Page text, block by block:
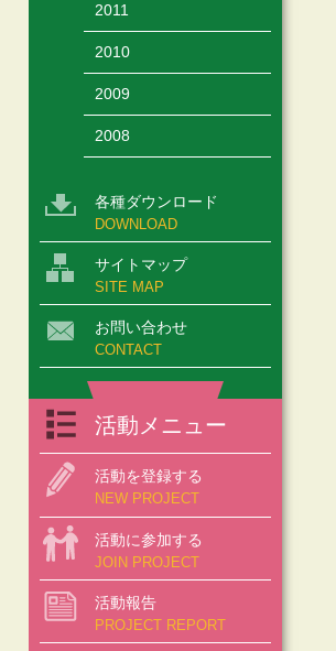
2011
2010
2009
2008
各種ダウンロード
DOWNLOAD
サイトマップ
SITE MAP
お問い合わせ
CONTACT
活動メニュー
活動を登録する
NEW PROJECT
活動に参加する
JOIN PROJECT
活動報告
PROJECT REPORT